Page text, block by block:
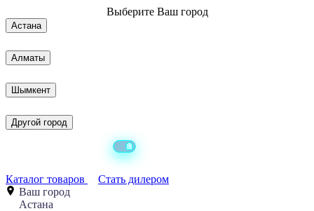
Выберите Ваш город
Астана
Алматы
Шымкент
Другой город
Каталог товаров
Стать дилером
Ваш город
Астана